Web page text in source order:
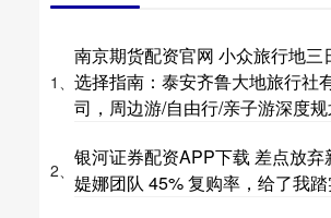
1、
南京期货配资官网 小众旅行地三
选择指南：泰安齐鲁大地旅行社
司，周边游/自由行/亲子游深度
2、
银河证券配资APP下载 差点放弃
媞娜团队 45% 复购率，给了我